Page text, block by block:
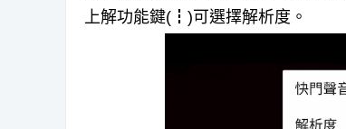
上解功能鍵(┇)可選擇解析度。